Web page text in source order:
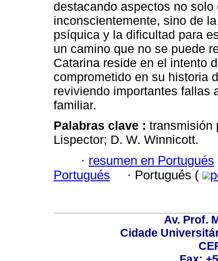
destacando aspectos no
inconscientemente, sino de
psíquica y la dificultad para
un camino que no se puede
Catarina reside en el intento
comprometido en su historia
reviviendo importantes fallas
familiar.
Palabras clave : transmisión
Lispector; D. W. Winnicott.
· resumen en Portugués
Portugués
· Portugués (
Av. Prof.
Cidade